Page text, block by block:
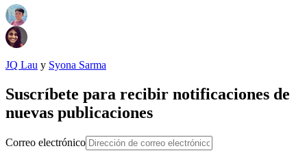
JQ Lau y Syona Sarma
Suscríbete para recibir notificaciones de
nuevas publicaciones
Correo electrónico